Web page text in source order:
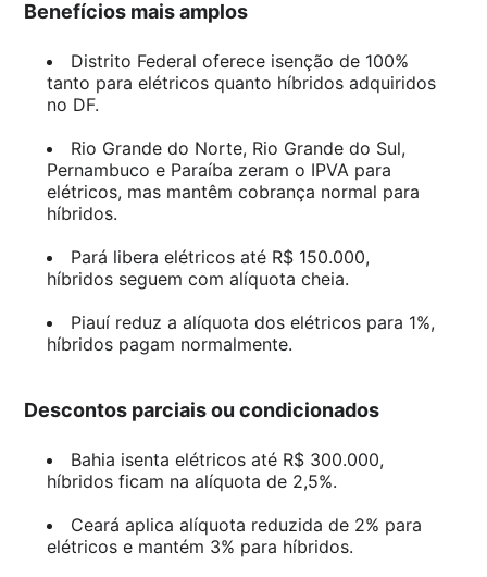
Benefícios mais amplos
Distrito Federal oferece isenção de 100%
tanto para elétricos quanto híbridos adquiridos
no DF.
Rio Grande do Norte, Rio Grande do Sul,
Pernambuco e Paraíba zeram o IPVA para
elétricos, mas mantêm cobrança normal para
híbridos.
Pará libera elétricos até R$ 150.000,
híbridos seguem com alíquota cheia.
Piauí reduz a alíquota dos elétricos para 1%,
híbridos pagam normalmente.
Descontos parciais ou condicionados
Bahia isenta elétricos até R$ 300.000,
híbridos ficam na alíquota de 2,5%.
Ceará aplica alíquota reduzida de 2% para
elétricos e mantém 3% para híbridos.